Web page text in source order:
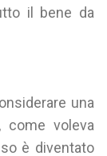
il bene da
una
voleva
è diventato